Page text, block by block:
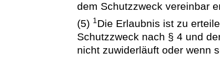
dem Schutzzweck vereinbar
(5) 1Die Erlaubnis ist zu
Schutzzweck nach § 4 und
nicht zuwiderläuft oder wenn